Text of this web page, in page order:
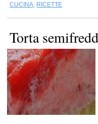
CUCINA, RICETTE
Torta